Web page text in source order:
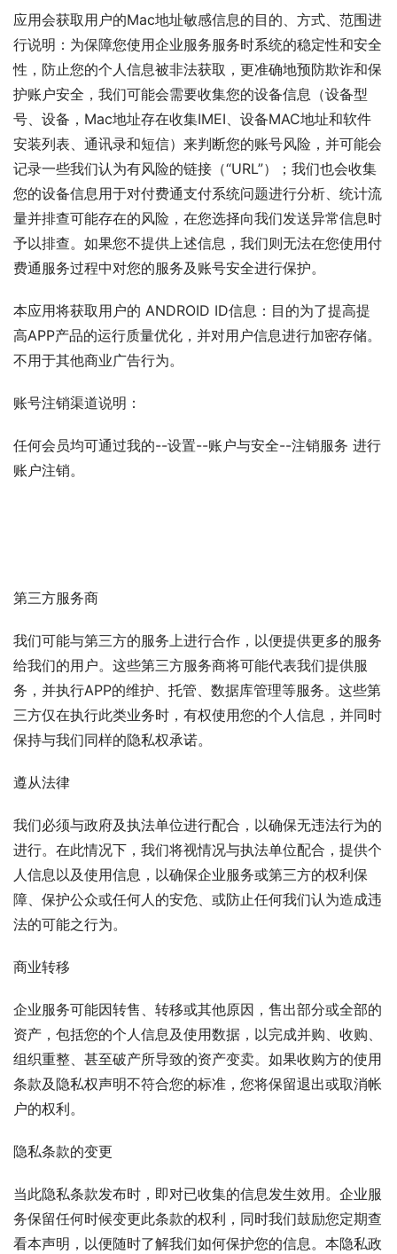
应用会获取用户的Mac地址敏感信息的目的、方式、范围进
行说明：为保障您使用企业服务服务时系统的稳定性和安全
性，防止您的个人信息被非法获取，更准确地预防欺诈和保
护账户安全，我们可能会需要收集您的设备信息（设备型
号、设备，Mac地址存在收集IMEI、设备MAC地址和软件
安装列表、通讯录和短信）来判断您的账号风险，并可能会
记录一些我们认为有风险的链接（“URL”）；我们也会收集
您的设备信息用于对付费通支付系统问题进行分析、统计流
量并排查可能存在的风险，在您选择向我们发送异常信息时
予以排查。如果您不提供上述信息，我们则无法在您使用付
费通服务过程中对您的服务及账号安全进行保护。
本应用将获取用户的 ANDROID ID信息：目的为了提高提
高APP产品的运行质量优化，并对用户信息进行加密存储。
不用于其他商业广告行为。
账号注销渠道说明：
任何会员均可通过我的--设置--账户与安全--注销服务 进行
账户注销。
第三方服务商
我们可能与第三方的服务上进行合作，以便提供更多的服务
给我们的用户。这些第三方服务商将可能代表我们提供服
务，并执行APP的维护、托管、数据库管理等服务。这些第
三方仅在执行此类业务时，有权使用您的个人信息，并同时
保持与我们同样的隐私权承诺。
遵从法律
我们必须与政府及执法单位进行配合，以确保无违法行为的
进行。在此情况下，我们将视情况与执法单位配合，提供个
人信息以及使用信息，以确保企业服务或第三方的权利保
障、保护公众或任何人的安危、或防止任何我们认为造成违
法的可能之行为。
商业转移
企业服务可能因转售、转移或其他原因，售出部分或全部的
资产，包括您的个人信息及使用数据，以完成并购、收购、
组织重整、甚至破产所导致的资产变卖。如果收购方的使用
条款及隐私权声明不符合您的标准，您将保留退出或取消帐
户的权利。
隐私条款的变更
当此隐私条款发布时，即对已收集的信息发生效用。企业服
务保留任何时候变更此条款的权利，同时我们鼓励您定期查
看本声明，以便随时了解我们如何保护您的信息。本隐私政